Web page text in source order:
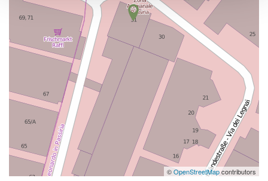
©OpenStreetMapcontributors